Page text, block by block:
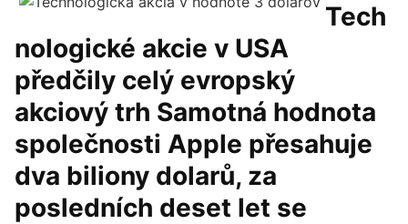
Tech
nologické akcie v USA
předčily celý evropský
akciový trh Samotná hodnota
společnosti Apple přesahuje
dva biliony dolarů, za
posledních deset let se